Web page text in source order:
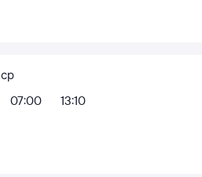
ср
07:00
13:10